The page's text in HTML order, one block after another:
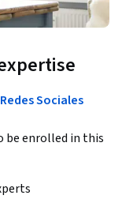
Sociales
be enrolled in this